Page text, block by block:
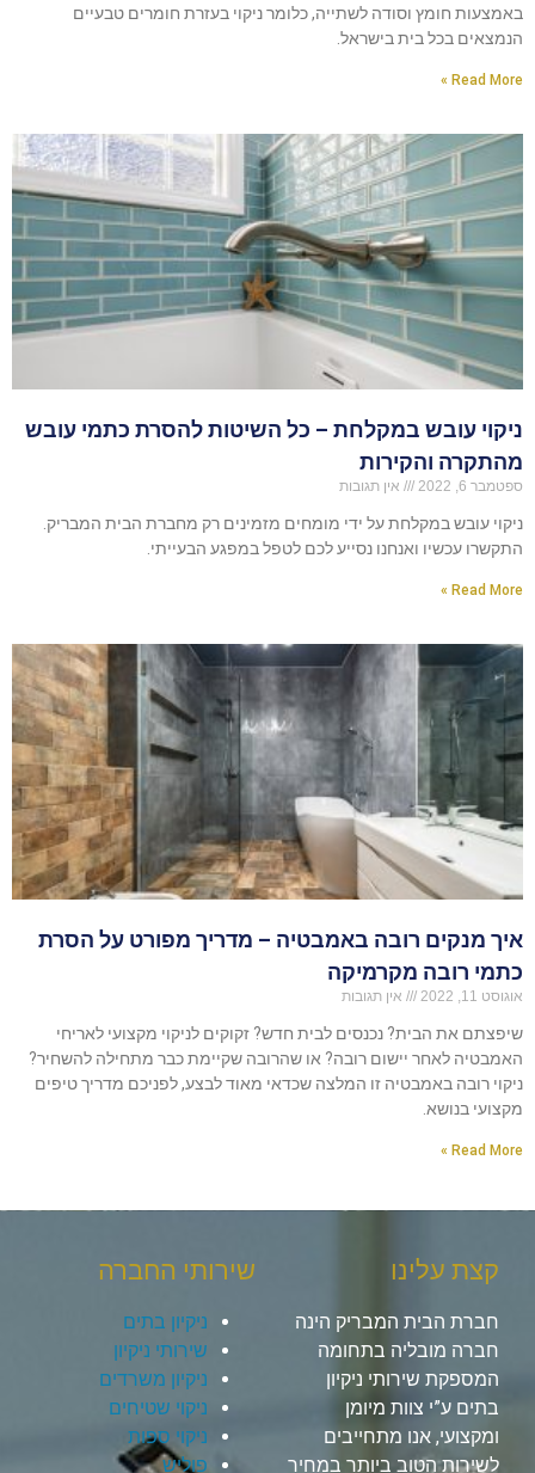
באמצעות חומץ וסודה לשתייה, כלומר ניקוי בעזרת חומרים טבעיים
הנמצאים בכל בית בישראל.
Read More »
ניקוי עובש במקלחת – כל השיטות להסרת כתמי עובש
מהתקרה והקירות
ספטמבר 6, 2022 אין תגובות
ניקוי עובש במקלחת על ידי מומחים מזמינים רק מחברת הבית המבריק.
התקשרו עכשיו ואנחנו נסייע לכם לטפל במפגע הבעייתי.
Read More »
איך מנקים רובה באמבטיה – מדריך מפורט על הסרת
כתמי רובה מקרמיקה
אוגוסט 11, 2022 אין תגובות
שיפצתם את הבית? נכנסים לבית חדש? זקוקים לניקוי מקצועי לאריחי
האמבטיה לאחר יישום רובה? או שהרובה שקיימת כבר מתחילה להשחיר?
ניקוי רובה באמבטיה זו המלצה שכדאי מאוד לבצע, לפניכם מדריך טיפים
מקצועי בנושא.
Read More »
קצת עלינו
חברת הבית המבריק הינה
חברה מובליה בתחומה
המספקת שירותי ניקיון
בתים ע”י צוות מיומן
ומקצועי, אנו מתחייבים
לשירות הטוב ביותר במחיר
שירותי החברה
ניקיון בתים
שירותי ניקיון
ניקיון משרדים
ניקוי שטיחים
ניקוי ספות
פוליש